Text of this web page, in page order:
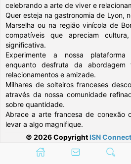
celebrando a arte de viver e
Quer esteja na gastronomia de Lyon,
Marselha ou na região vinícola de
compatíveis que apreciam
significativa.
Experimente a nossa plataforma
enquanto desfruta da abordagem
relacionamentos e amizade.
Milhares de solteiros franceses
através da nossa comunidade
sobre quantidade.
Abrace a arte francesa de conexão
levar a algo magnifique.
© 2026 Copyright ISN Connect